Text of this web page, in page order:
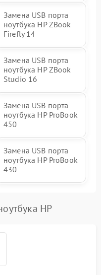
Замена USB порта
ноутбука HP ZBook
Firefly 14
Замена USB порта
ноутбука HP ZBook
Studio 16
Замена USB порта
ноутбука HP ProBook
450
Замена USB порта
ноутбука HP ProBook
430
HP